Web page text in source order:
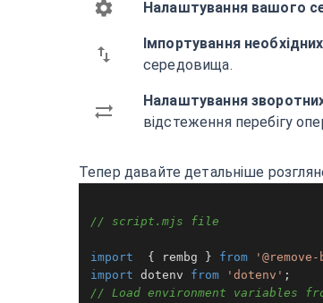
Налаштування вашого
Імпортування
середовища.
Налаштування
відстеження перебігу
Тепер давайте детальніше
// script.mjs file
import
  { rembg }
from
import dotenv from 'dotenv'
// Load environment variables